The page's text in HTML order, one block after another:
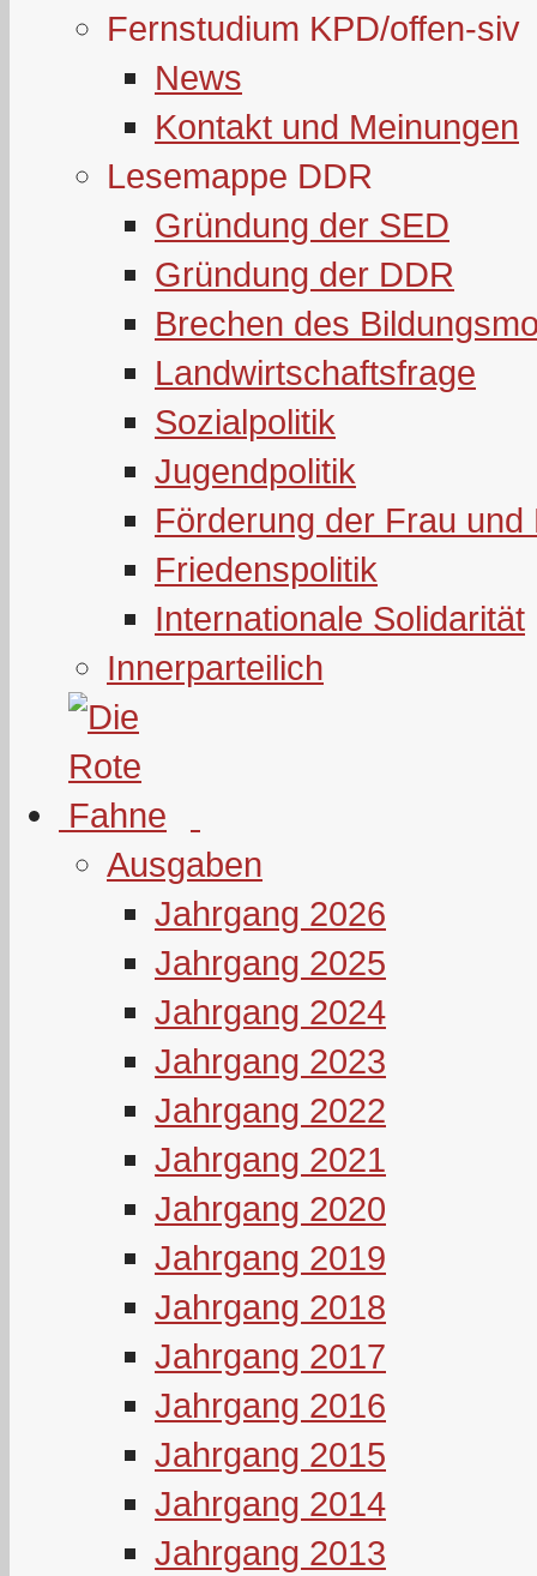
Fernstudium KPD/offen-siv
News
Kontakt und Meinungen
Lesemappe DDR
Gründung der SED
Gründung der DDR
Brechen des
Landwirtschaftsfrage
Sozialpolitik
Jugendpolitik
Förderung der Frau und
Friedenspolitik
Internationale Solidarität
Innerparteilich
Ausgaben
Jahrgang 2026
Jahrgang 2025
Jahrgang 2024
Jahrgang 2023
Jahrgang 2022
Jahrgang 2021
Jahrgang 2020
Jahrgang 2019
Jahrgang 2018
Jahrgang 2017
Jahrgang 2016
Jahrgang 2015
Jahrgang 2014
Jahrgang 2013